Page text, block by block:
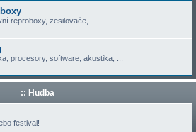
reproboxy, zesilovače, ...
procesory, software, akustika, ...
:: Hudba
festival!